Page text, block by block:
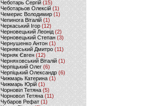
Чеботарь Сергій (15)
Чеботарьов Олексій (1)
Чемерис Володимир (1)
Чепинога Віталій (1)
Черкаський Ігор (12)
Черновецький Леонід(2)
Черновецький Степан (3)
Чернушенко Антон (1)
Чернявський Дмитро(11)
Черняк Євген(12)
Черняховський Віталій (1)
Черпіцький Олег (6)
Черпіцький Олександр (6)
Чижмарь Катерина (1)
Чижмарь Юрій (1)
Чорновіл Тетяна (5)
Чорновол Тетяна (11)
Чубаров Рефат (1)